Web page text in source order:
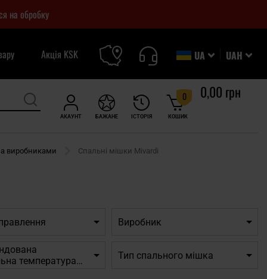
на обробку
UAH
UA
Акція KSK
АКАУНТ ІСТОРІЯ
БАЖАНЕ КОШИК
0 0,00 грн
виробниками Спальні мішки Mivardi
Виробник
температура
Тип спального мішка